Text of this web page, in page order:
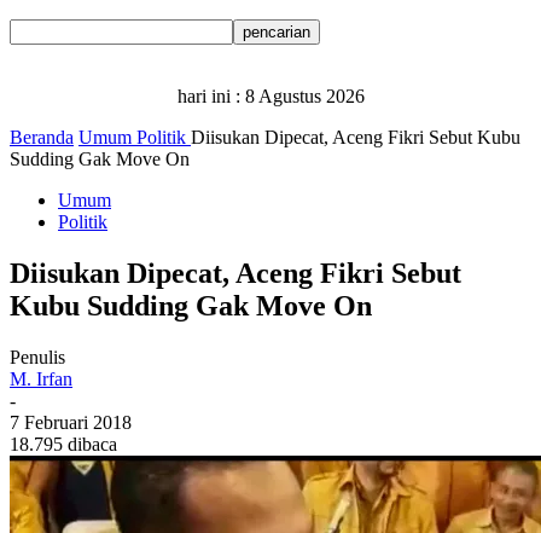
hari ini : 8 Agustus 2026
Beranda Umum Politik Diisukan Dipecat, Aceng Fikri Sebut Kubu
Sudding Gak Move On
Umum
Politik
Diisukan Dipecat, Aceng Fikri Sebut
Kubu Sudding Gak Move On
Penulis
M. Irfan
-
7 Februari 2018
18.795 dibaca